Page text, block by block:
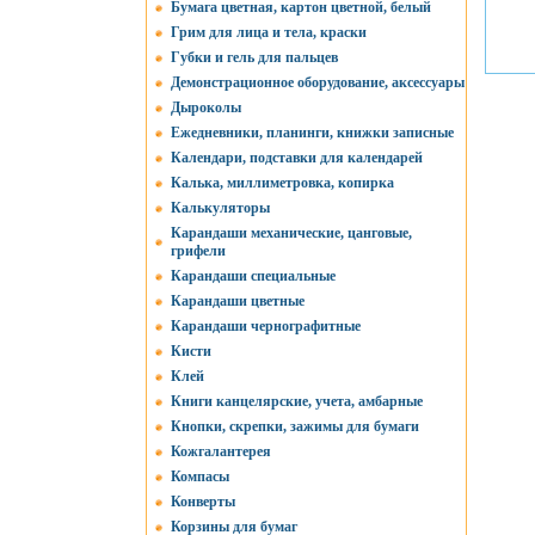
Бумага цветная, картон цветной, белый
Грим для лица и тела, краски
Губки и гель для пальцев
Демонстрационное оборудование, аксессуары
Дыроколы
Ежедневники, планинги, книжки записные
Календари, подставки для календарей
Калька, миллиметровка, копирка
Калькуляторы
Карандаши механические, цанговые,
грифели
Карандаши специальные
Карандаши цветные
Карандаши чернографитные
Кисти
Клей
Книги канцелярские, учета, амбарные
Кнопки, скрепки, зажимы для бумаги
Кожгалантерея
Компасы
Конверты
Корзины для бумаг